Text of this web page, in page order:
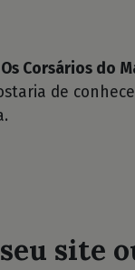
Os Corsários do
de
site